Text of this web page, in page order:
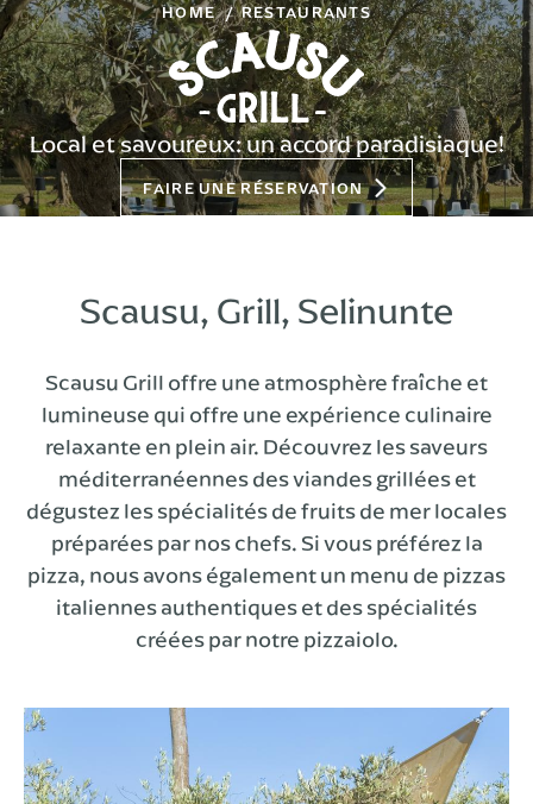
HOME RESTAURANTS
Local et savoureux: un accord paradisiaque!
FAIRE UNE RÉSERVATION
Scausu, Grill, Selinunte
Scausu Grill offre une atmosphère fraîche et
lumineuse qui offre une expérience culinaire
relaxante en plein air. Découvrez les saveurs
méditerranéennes des viandes grillées et
dégustez les spécialités de fruits de mer locales
préparées par nos chefs. Si vous préférez la
pizza, nous avons également un menu de pizzas
italiennes authentiques et des spécialités
créées par notre pizzaiolo.